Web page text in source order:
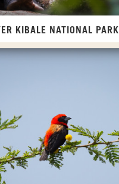
KIBALE NATIONAL PARK